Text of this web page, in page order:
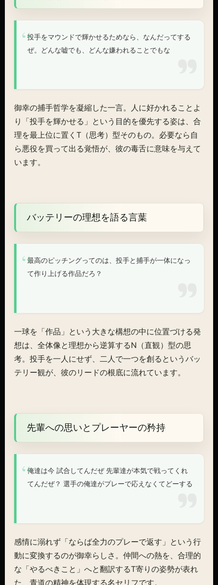
投手をマウンドで輝かせるためなら、なんだってする
ぜ。どんな嘘でも、どんな嫌われることでもな
御幸の捕手哲学を凝縮した一言。人に好かれることよ
り「投手を輝かせる」という目的を優先する姿は、合
理を最上位に置くT（思考）型そのもの。必要なら自
ら悪役を買って出る覚悟が、彼の毒舌に意味を与えて
います。
バッテリーの理想を語る言葉
最高のピッチングってのは、投手と捕手が一体になっ
て作り上げる作品だろ？
一球を「作品」という大きな構想の中に位置づける発
想は、全体像と理想から逆算するN（直観）型の思
考。投手を一人にせず、二人で一つを創るというバッ
テリー観が、彼のリードの根底に流れています。
先輩への思いとプレーヤーの矜持
俺達は今 試合してんだぜ 先輩達が本気で戦ってくれ
てんだぜ？ 選手の俺達がプレーで応えなくてどーする
感情に溺れず「ならば全力のプレーで返す」という行
動に変換するのが御幸らしさ。仲間への熱を、合理的
な「やるべきこと」へと翻訳するT寄りの姿勢が表れ
た、青道の精神を体現する名セリフです。